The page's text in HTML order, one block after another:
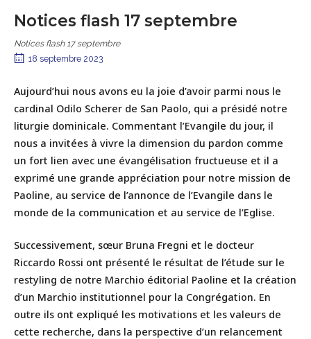
Notices flash 17 septembre
Notices flash 17 septembre
18 septembre 2023
Aujourd’hui nous avons eu la joie d’avoir parmi nous le
cardinal Odilo Scherer de San Paolo, qui a présidé notre
liturgie dominicale. Commentant l’Evangile du jour, il
nous a invitées à vivre la dimension du pardon comme
un fort lien avec une évangélisation fructueuse et il a
exprimé une grande appréciation pour notre mission de
Paoline, au service de l’annonce de l’Evangile dans le
monde de la communication et au service de l’Eglise.
Successivement, sœur Bruna Fregni et le docteur
Riccardo Rossi ont présenté le résultat de l’étude sur le
restyling de notre Marchio éditorial Paoline et la création
d’un Marchio institutionnel pour la Congrégation. En
outre ils ont expliqué les motivations et les valeurs de
cette recherche, dans la perspective d’un relancement